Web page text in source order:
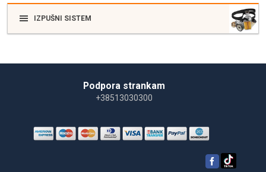
IZPUŠNI SISTEM
Podpora strankam
+38513030300